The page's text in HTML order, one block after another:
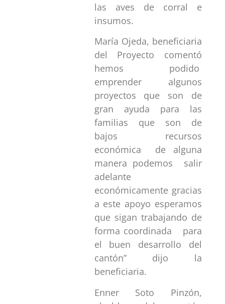
las aves de corral e
insumos.
María Ojeda, beneficiaria
del Proyecto comentó
hemos podido
emprender algunos
proyectos que son de
gran ayuda para las
familias que son de
bajos recursos
económica de alguna
manera podemos salir
adelante
económicamente gracias
a este apoyo esperamos
que sigan trabajando de
forma coordinada para
el buen desarrollo del
cantón” dijo la
beneficiaria.
Enner Soto Pinzón,